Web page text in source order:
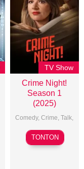
TV Show
Crime Night!
Season 1
(2025)
Comedy,Crime,Talk,
TONTON